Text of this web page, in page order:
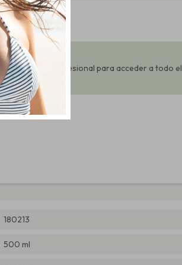
unirte como profesional para acceder a todo el
180213
500 ml